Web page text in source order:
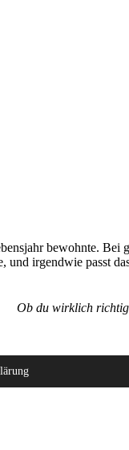
bewohnte. Bei
irgendwie passt
Ob du wirklich richtig